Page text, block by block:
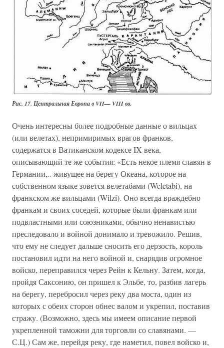
Рис. 17. Центральная Европа в VII— VIII вв.
Очень интересны более подробные данные о вильцах
(или велетах), непримиримых врагов франков,
содержатся в Ватиканском кодексе IX века,
описывающий те же события: «Есть некое племя славян в
Германии,.. живущее на берегу Океана, которое на
собственном языке зовется велетабами (Weletabi), на
франкском же вильцами (Wilzi). Оно всегда враждебно
франкам и своих соседей, которые были франкам или
подвластными или союзниками, обычно ненавистью
преследовало и войной донимало и тревожило. Решив,
что ему не следует дальше сносить его дерзость, король
постановил идти на него войной и, снарядив огромное
войско, переправился через Рейн к Кельну. Затем, когда,
пройдя Саксонию, он пришел к Эльбе, то, разбив лагерь
на берегу, перебросил через реку два моста, один из
которых с обеих сторон обнес валом и укрепил, поставив
стражу. (Возможно, здесь мы имеем описание первой
укрепленной таможни для торговли со славянами. —
С.Ц.) Сам же, перейдя реку, где наметил, повел войско и,